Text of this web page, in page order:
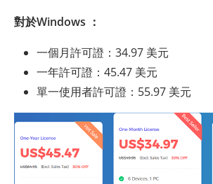
對於Windows ：
一個月許可證：34.97 美元
一年許可證：45.47 美元
單一使用者許可證：55.97 美元